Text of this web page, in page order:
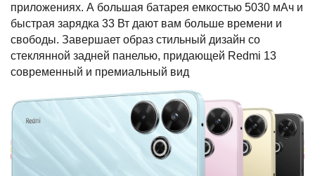
приложениях. А большая батарея емкостью 5030 мАч и
быстрая зарядка 33 Вт дают вам больше времени и
свободы. Завершает образ стильный дизайн со
стеклянной задней панелью, придающей Redmi 13
современный и премиальный вид